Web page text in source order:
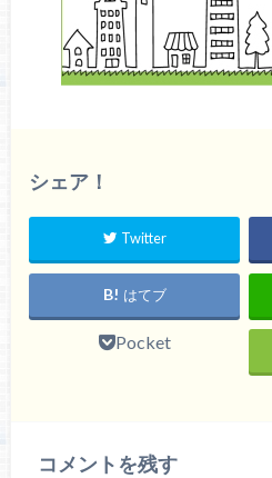
シェア！
Twitter
はてブ
Pocket
コメントを残す